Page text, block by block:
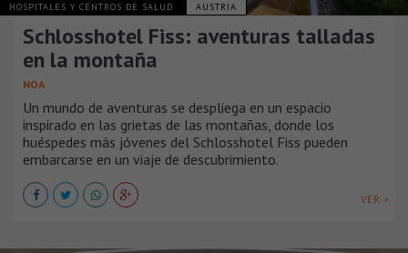
HOSPITALES Y CENTROS DE SALUD AUSTRIA
Schlosshotel Fiss: aventuras talladas
en la montaña
NOA
Un mundo de aventuras se despliega en un espacio
inspirado en las grietas de las montañas, donde los
huéspedes más jóvenes del Schlosshotel Fiss pueden
embarcarse en un viaje de descubrimiento.
VER +